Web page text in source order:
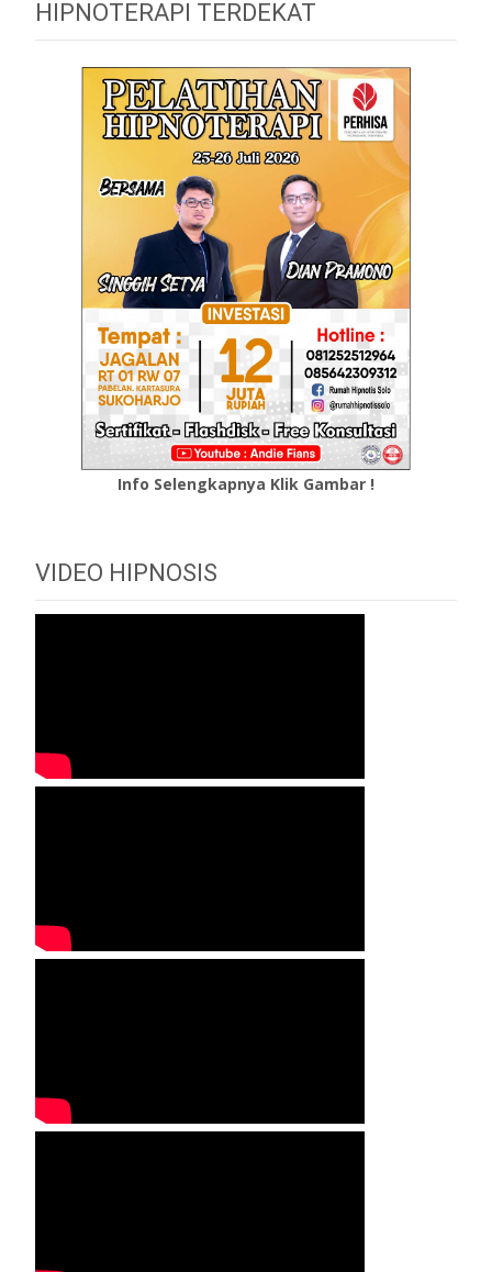
HIPNOTERAPI TERDEKAT
Info Selengkapnya Klik Gambar !
VIDEO HIPNOSIS